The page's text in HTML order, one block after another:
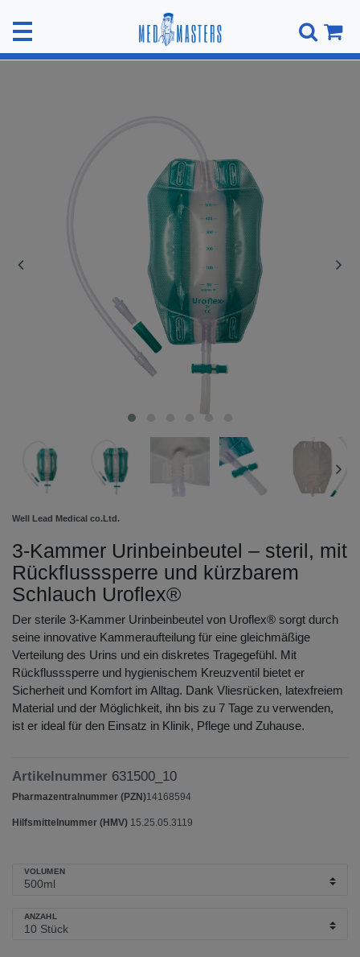
Well Lead Medical co.Ltd.
3-Kammer Urinbeinbeutel – steril, mit
Rückflusssperre und kürzbarem
Schlauch Uroflex®
Der sterile 3-Kammer Urinbeinbeutel von Uroflex® sorgt durch
seine innovative Kammeraufteilung für eine gleichmäßige
Verteilung des Urins und ein diskretes Tragegefühl. Mit
Rückflusssperre und hygienischem Kreuzventil bietet er
Sicherheit und Komfort im Alltag. Dank Vliesrücken, latexfreiem
Material und der Möglichkeit, ihn bis zu 7 Tage zu verwenden,
ist er ideal für den Einsatz in Klinik, Pflege und Zuhause.
Artikelnummer 631500_10
Pharmazentralnummer (PZN)14168594
Hilfsmittelnummer (HMV) 15.25.05.3119
VOLUMEN
ANZAHL